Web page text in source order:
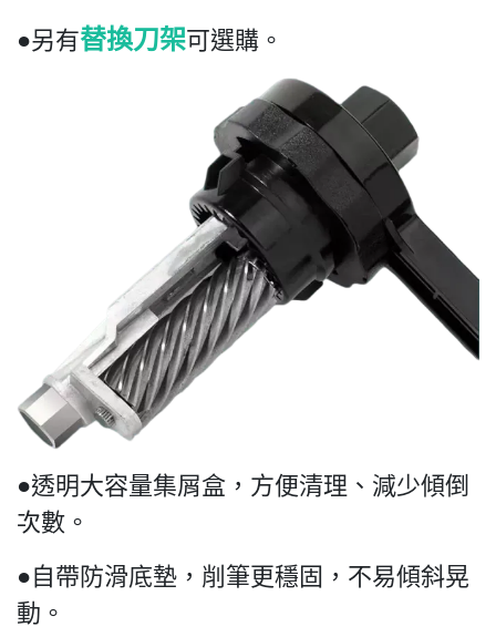
●另有替換刀架可選購。
●透明大容量集屑盒，方便清理、減少傾倒
次數。
●自帶防滑底墊，削筆更穩固，不易傾斜晃
動。